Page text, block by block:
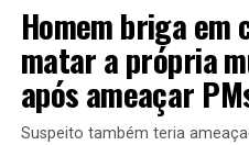
Homem briga em
matar a própria
após ameaçar
Suspeito também teria